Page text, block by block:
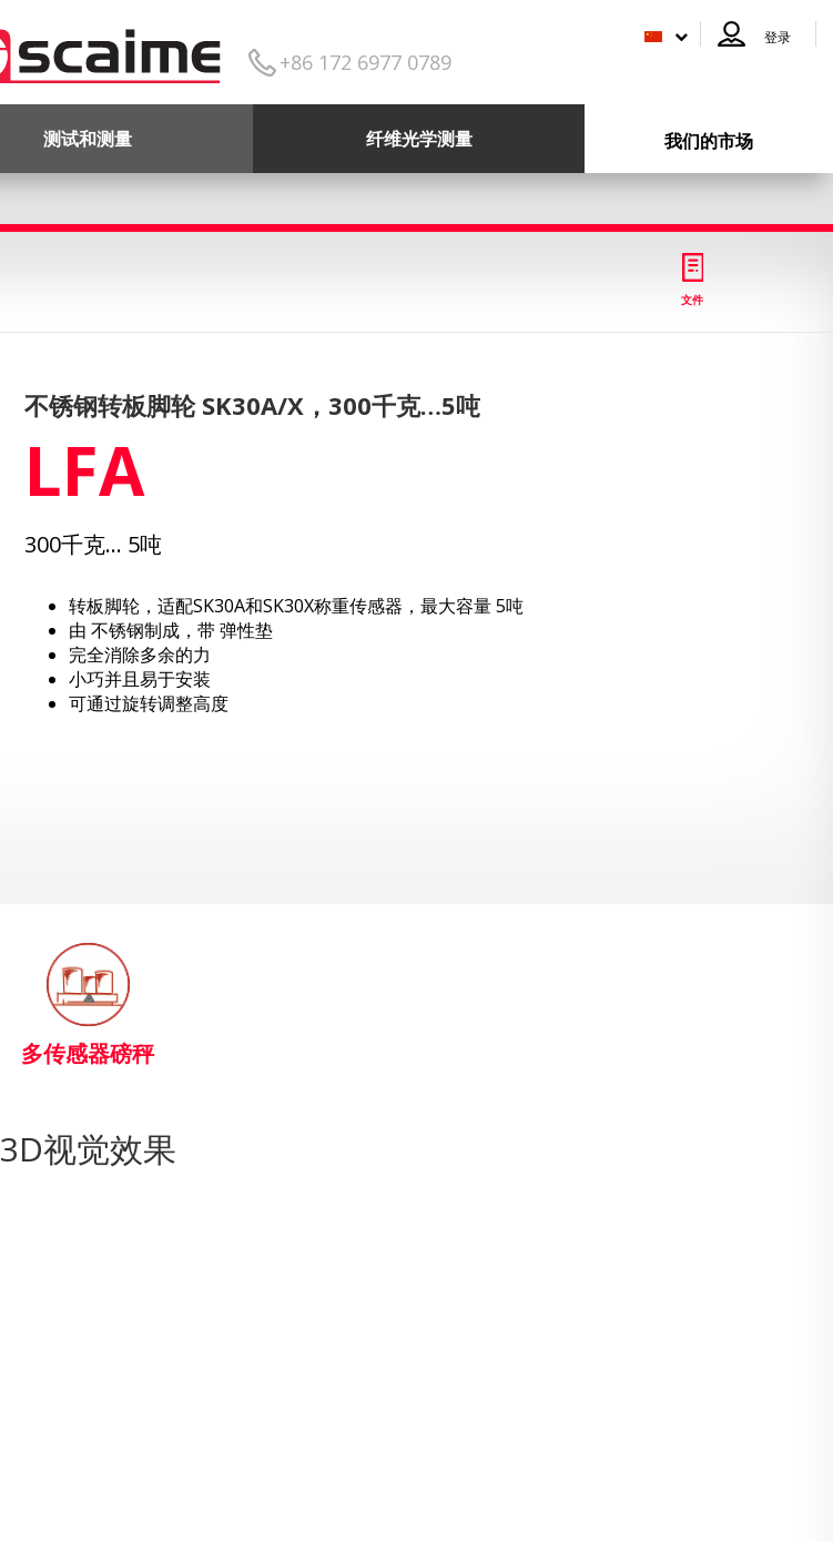
+86 172 6977 0789
登录
测试和测量 纤维光学测量 我们的市场
文件
不锈钢转板脚轮 SK30A/X， 300千克…5吨
LFA
300千克… 5吨
转板脚轮，适配SK30A和SK30X称重传感器，最大容量 5吨
由 不锈钢制成，带 弹性垫
完全消除多余的力
小巧并且易于安装
可通过旋转调整高度
多传感器磅秤
3D视觉效果